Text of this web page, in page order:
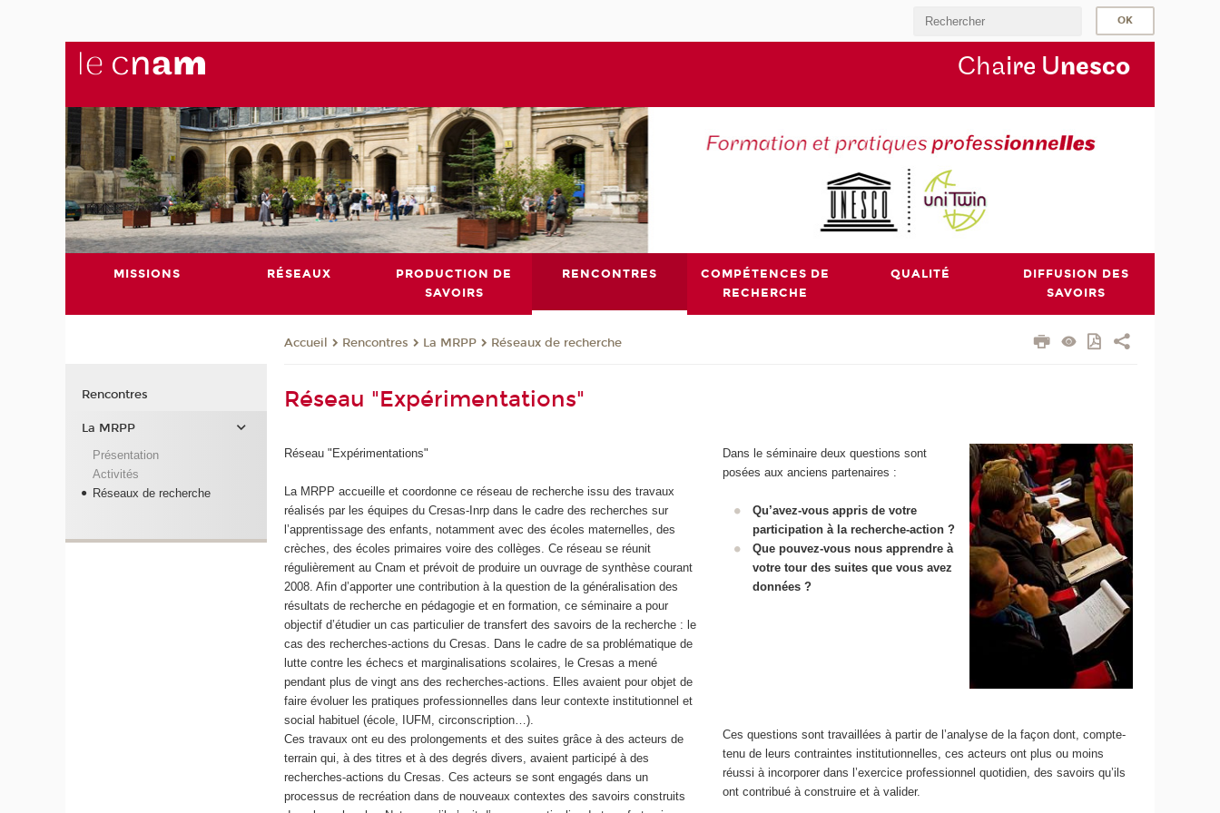
Chaire Unesco
MISSIONS RÉSEAUX
PRODUCTION DE
SAVOIRS
RENCONTRES
COMPÉTENCES DE
RECHERCHE
QUALITÉ
DIFFUSION DES
SAVOIRS
Accueil Rencontres La MRPP Réseaux de recherche
Réseau "Expérimentations"
Réseau "Expérimentations"
La MRPP accueille et coordonne ce réseau de recherche issu des travaux
réalisés par les équipes du Cresas-Inrp dans le cadre des recherches sur
l’apprentissage des enfants, notamment avec des écoles maternelles, des
crèches, des écoles primaires voire des collèges. Ce réseau se réunit
régulièrement au Cnam et prévoit de produire un ouvrage de synthèse courant
2008. Afin d’apporter une contribution à la question de la généralisation des
résultats de recherche en pédagogie et en formation, ce séminaire a pour
objectif d’étudier un cas particulier de transfert des savoirs de la recherche : le
cas des recherches-actions du Cresas. Dans le cadre de sa problématique de
lutte contre les échecs et marginalisations scolaires, le Cresas a mené
pendant plus de vingt ans des recherches-actions. Elles avaient pour objet de
faire évoluer les pratiques professionnelles dans leur contexte institutionnel et
social habituel (école, IUFM, circonscription…).
Ces travaux ont eu des prolongements et des suites grâce à des acteurs de
terrain qui, à des titres et à des degrés divers, avaient participé à des
recherches-actions du Cresas. Ces acteurs se sont engagés dans un
processus de recréation dans de nouveaux contextes des savoirs construits
Dans le séminaire deux questions sont
posées aux anciens partenaires :
Qu’avez-vous appris de votre
participation à la recherche-action ?
Que pouvez-vous nous apprendre à
votre tour des suites que vous avez
données ?
Ces questions sont travaillées à partir de l’analyse de la façon dont, compte-
tenu de leurs contraintes institutionnelles, ces acteurs ont plus ou moins
réussi à incorporer dans l’exercice professionnel quotidien, des savoirs qu’ils
ont contribué à construire et à valider.
Rencontres
La MRPP
Présentation
Activités
Réseaux de recherche